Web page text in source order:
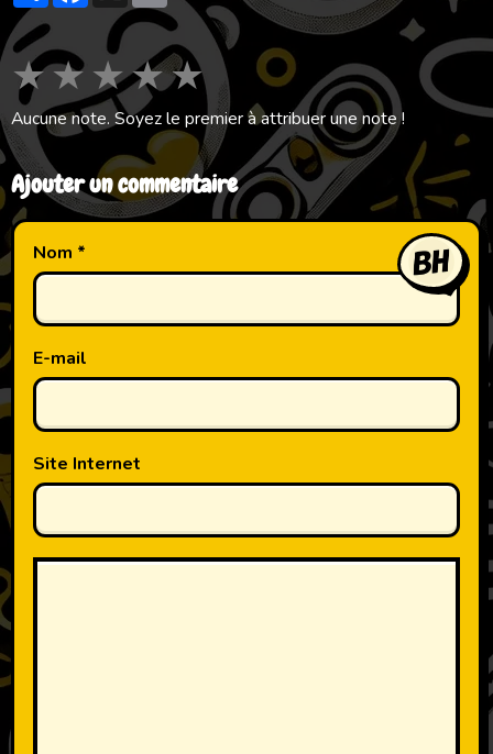
★★★★★
Aucune note. Soyez le premier à attribuer une note !
Ajouter un commentaire
Nom
E-mail
Site Internet